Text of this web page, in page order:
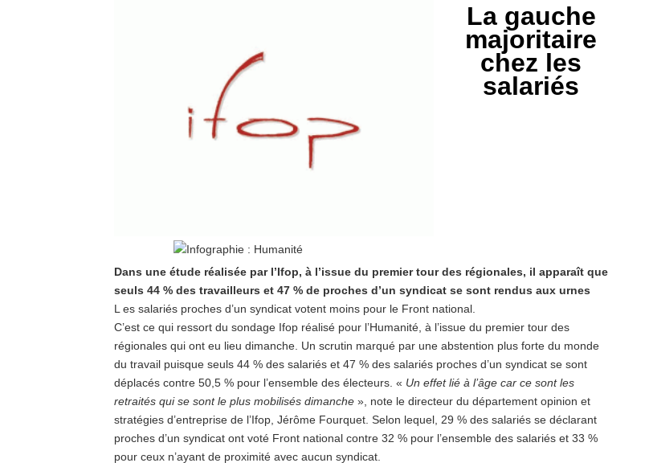
La gauche
majoritaire
chez les
salariés
Dans une étude réalisée par l’Ifop, à l’issue du premier tour des régionales, il apparaît que
seuls 44 % des travailleurs et 47 % de proches d’un syndicat se sont rendus aux urnes
L es salariés proches d’un syndicat votent moins pour le Front national.
C’est ce qui ressort du sondage Ifop réalisé pour l’Humanité, à l’issue du premier tour des
régionales qui ont eu lieu dimanche. Un scrutin marqué par une abstention plus forte du monde
du travail puisque seuls 44 % des salariés et 47 % des salariés proches d’un syndicat se sont
déplacés contre 50,5 % pour l’ensemble des électeurs. « Un effet lié à l’âge car ce sont les
retraités qui se sont le plus mobilisés dimanche », note le directeur du département opinion et
stratégies d’entreprise de l’Ifop, Jérôme Fourquet. Selon lequel, 29 % des salariés se déclarant
proches d’un syndicat ont voté Front national contre 32 % pour l’ensemble des salariés et 33 %
pour ceux n’ayant de proximité avec aucun syndicat.